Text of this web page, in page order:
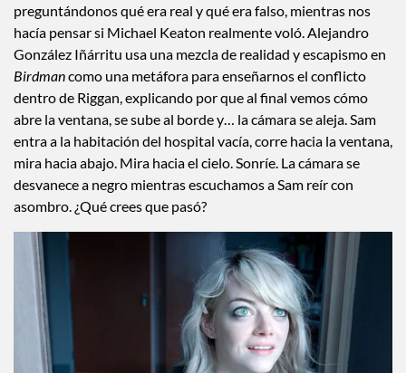
preguntándonos qué era real y qué era falso, mientras nos
hacía pensar si Michael Keaton realmente voló. Alejandro
González Iñárritu usa una mezcla de realidad y escapismo en
Birdmancomo una metáfora para enseñarnos el conflicto
dentro de Riggan, explicando por que al final vemos cómo
abre la ventana, se sube al borde y… la cámara se aleja. Sam
entra a la habitación del hospital vacía, corre hacia la ventana,
mira hacia abajo. Mira hacia el cielo. Sonríe. La cámara se
desvanece a negro mientras escuchamos a Sam reír con
asombro. ¿Qué crees que pasó?